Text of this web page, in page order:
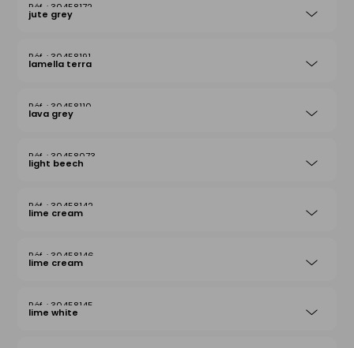
30458172
jute grey
30458191
lamella terra
30458110
lava grey
30458073
light beech
30458142
lime cream
30458146
lime cream
30458145
lime white